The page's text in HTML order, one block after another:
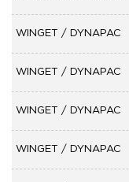
WINGET / DYNAPAC
WINGET / DYNAPAC
WINGET / DYNAPAC
WINGET / DYNAPAC